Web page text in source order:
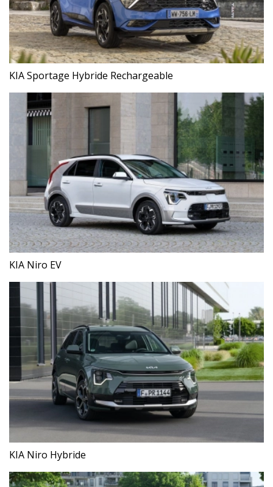
KIA Sportage Hybride Rechargeable
KIA Niro EV
KIA Niro Hybride